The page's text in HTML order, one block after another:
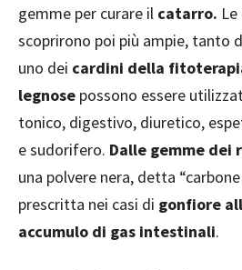
gemme per curare il catarro.
scoprirono poi più ampie, tanto
uno dei cardini della
legnose possono essere
tonico, digestivo, diuretico,
e sudorifero. Dalle gemme dei
una polvere nera, detta
prescritta nei casi di gonfiore
accumulo di gas intestinali.